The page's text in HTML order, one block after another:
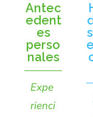
Antec
edent
es
perso
nales
Expe
rienci